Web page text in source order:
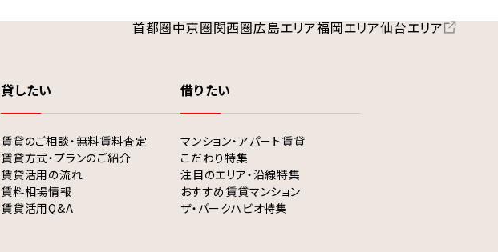
首都圏中京圏関西圏広島エリア福岡エリア仙台エリア
貸したい
賃貸のご相談・無料賃料査定
賃貸方式・プランのご紹介
賃貸活用の流れ
賃料相場情報
賃貸活用Q&A
借りたい
マンション・アパート賃貸
こだわり特集
注目のエリア・沿線特集
おすすめ賃貸マンション
ザ・パークハビオ特集